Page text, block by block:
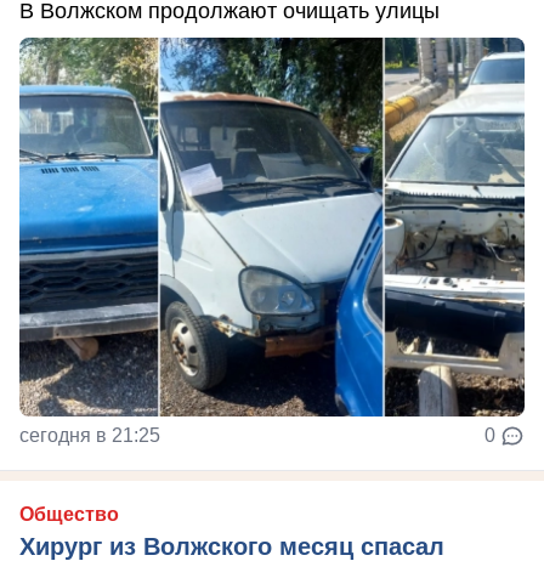
В Волжском продолжают очищать улицы
сегодня в 21:25 0
Общество
Хирург из Волжского месяц спасал